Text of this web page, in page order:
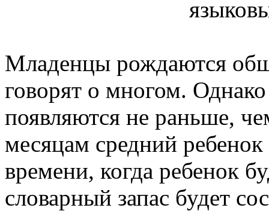
Младенцы рождаются
говорят о многом.
появляются не раньше,
месяцам средний
времени, когда ребенок
словарный запас будет